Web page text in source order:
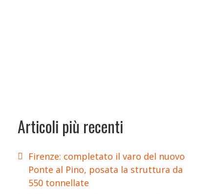
Articoli più recenti
Firenze: completato il varo del nuovo
Ponte al Pino, posata la struttura da
550 tonnellate